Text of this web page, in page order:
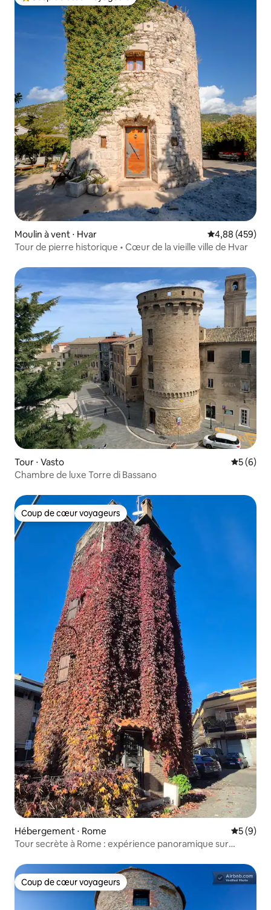
Moulin à vent ⋅ Hvar Évaluation
4,88 (459)
Tour de pierre historique • Cœur de la vieille ville de Hvar
Tour ⋅ Vasto
5 (6)
Chambre de luxe Torre di Bassano
Coup de cœur voyageurs
Coup de cœur voyageurs
Hébergement ⋅ Rome
5 (9)
Tour secrète à Rome : expérience panoramique sur
Coup de cœur voyageurs
Coup de cœur voyageurs